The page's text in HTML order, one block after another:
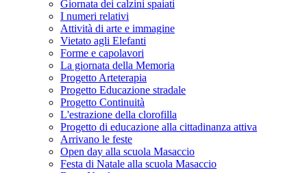
Giornata dei calzini spaiati
I numeri relativi
Attività di arte e immagine
Vietato agli Elefanti
Forme e capolavori
La giornata della Memoria
Progetto Arteterapia
Progetto Educazione stradale
Progetto Continuità
L'estrazione della clorofilla
Progetto di educazione alla cittadinanza attiva
Arrivano le feste
Open day alla scuola Masaccio
Festa di Natale alla scuola Masaccio